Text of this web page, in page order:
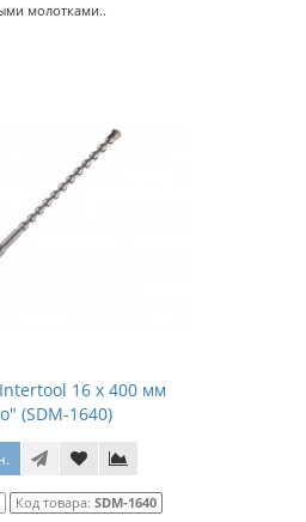
молотками..
16 х 400 мм
(SDM-1640)
Код товара:SDM-1640